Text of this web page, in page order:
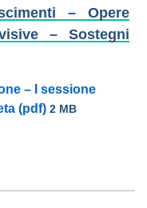
– Opere
– Sostegni
– I sessione
(pdf) 2 MB